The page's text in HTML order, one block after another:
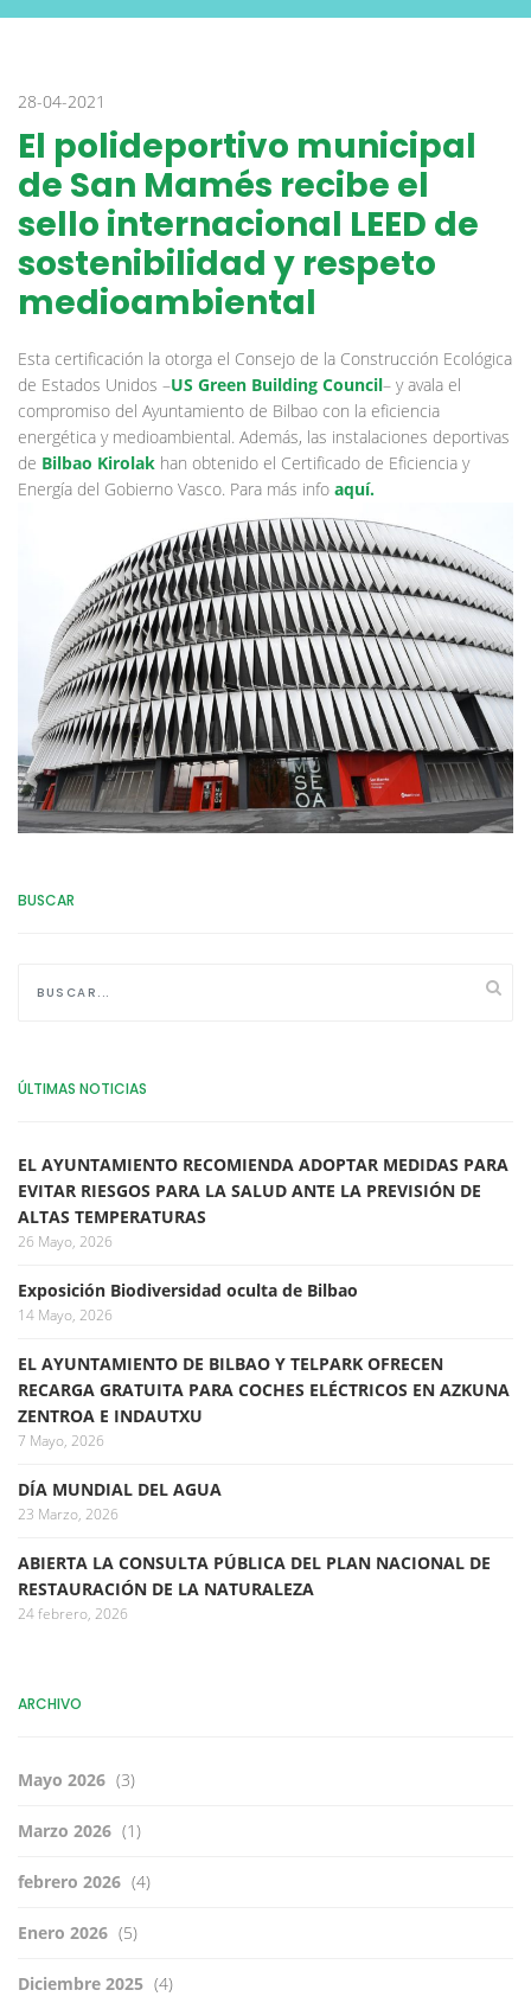
28-04-2021
El polideportivo municipal
de San Mamés recibe el
sello internacional LEED de
sostenibilidad y respeto
medioambiental
Esta certificación la otorga el Consejo de la Construcción Ecológica
de Estados Unidos –US Green Building Council– y avala el
compromiso del Ayuntamiento de Bilbao con la eficiencia
energética y medioambiental. Además, las instalaciones deportivas
de Bilbao Kirolak han obtenido el Certificado de Eficiencia y
Energía del Gobierno Vasco. Para más info aquí.
BUSCAR
ÚLTIMAS NOTICIAS
EL AYUNTAMIENTO RECOMIENDA ADOPTAR MEDIDAS PARA
EVITAR RIESGOS PARA LA SALUD ANTE LA PREVISIÓN DE
ALTAS TEMPERATURAS
26 Mayo, 2026
Exposición Biodiversidad oculta de Bilbao
14 Mayo, 2026
EL AYUNTAMIENTO DE BILBAO Y TELPARK OFRECEN
RECARGA GRATUITA PARA COCHES ELÉCTRICOS EN AZKUNA
ZENTROA E INDAUTXU
7 Mayo, 2026
DÍA MUNDIAL DEL AGUA
23 Marzo, 2026
ABIERTA LA CONSULTA PÚBLICA DEL PLAN NACIONAL DE
RESTAURACIÓN DE LA NATURALEZA
24 febrero, 2026
ARCHIVO
Mayo 2026 (3)
Marzo 2026 (1)
febrero 2026 (4)
Enero 2026 (5)
Diciembre 2025 (4)